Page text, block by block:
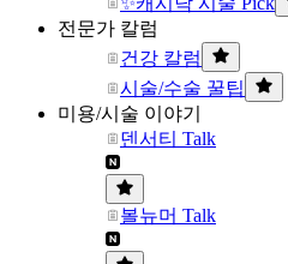
전문가 칼럼
건강 칼럼
시술/수술 꿀팁
미용/시술 이야기
덴서티 Talk
볼뉴머 Talk